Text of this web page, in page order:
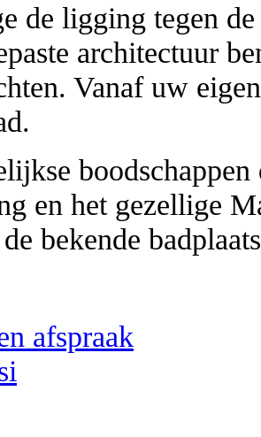
de ligging tegen
architectuur
Vanaf uw
en het gezellige
bekende
afspraak